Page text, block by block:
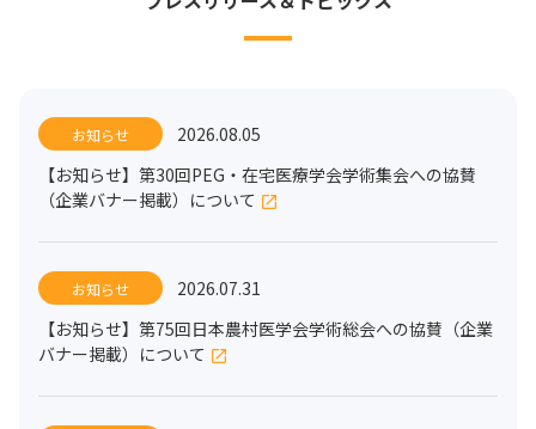
お知らせ
2026.08.05
【お知らせ】第30回PEG・在宅医療学会学術集会への協賛
（企業バナー掲載）について
お知らせ
2026.07.31
【お知らせ】第75回日本農村医学会学術総会への協賛（企業
バナー掲載）について